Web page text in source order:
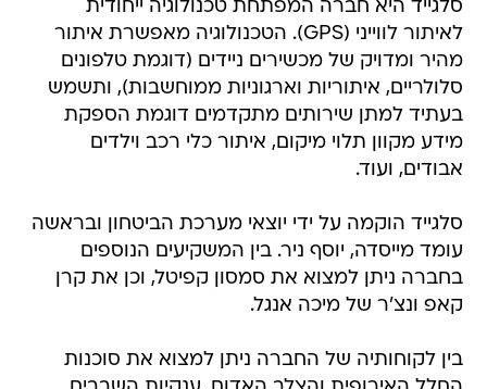
סלגייד היא חברה המפתחת טכנולוגיה ייחודית
לאיתור לווייני (GPS). הטכנולוגיה מאפשרת איתור
מהיר ומדויק של מכשירים ניידים (דוגמת טלפונים
סלולריים, איתוריות וארגוניות ממוחשבות), ותשמש
בעתיד למתן שירותים מתקדמים דוגמת הספקת
מידע מקוון תלוי מיקום, איתור כלי רכב וילדים
אבודים, ועוד.
סלגייד הוקמה על ידי יוצאי מערכת הביטחון ובראשה
עומד מייסדה, יוסף ניר. בין המשקיעים הנוספים
בחברה ניתן למצוא את סמסון קפיטל, וכן את קרן
קאפ ונצ'ר של מיכה אנגל.
בין לקוחותיה של החברה ניתן למצוא את סוכנות